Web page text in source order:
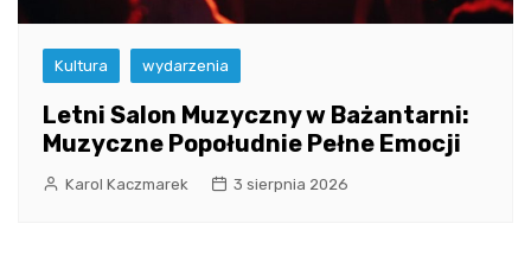
Kultura wydarzenia
Letni Salon Muzyczny w Bażantarni:
Muzyczne Popołudnie Pełne Emocji
Karol Kaczmarek 3 sierpnia 2026